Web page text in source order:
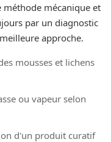
méthode mécanique et
par un diagnostic
approche.
mousses et lichens
ou vapeur selon
d'un produit curatif